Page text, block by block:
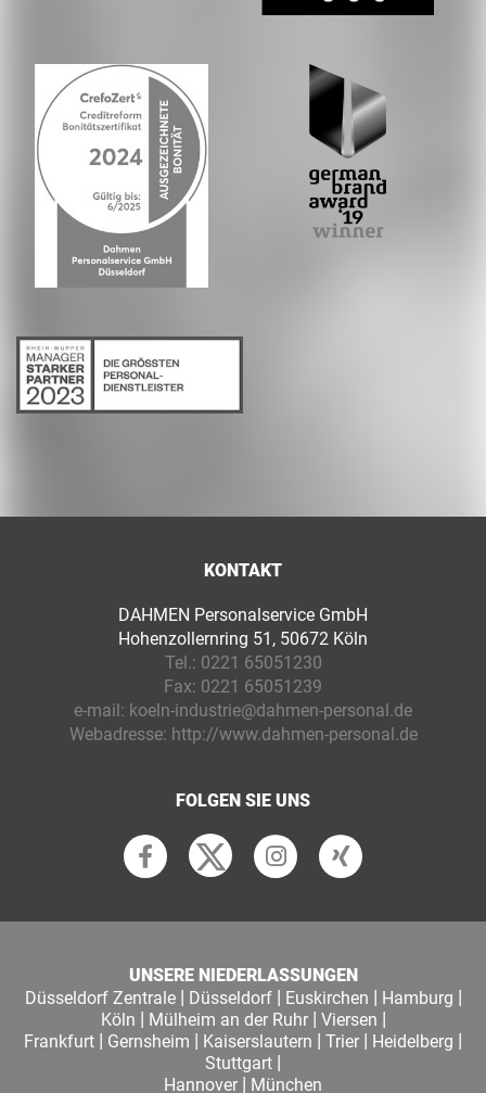
KONTAKT
DAHMEN Personalservice GmbH
Hohenzollernring 51, 50672 Köln
Tel.: 0221 65051230
Fax: 0221 65051239
e-mail: koeln-industrie@dahmen-personal.de
Webadresse: http://www.dahmen-personal.de
FOLGEN SIE UNS
UNSERE NIEDERLASSUNGEN
Düsseldorf Zentrale| Düsseldorf| Euskirchen | Hamburg |
Köln | Mülheim an der Ruhr| Viersen |
Frankfurt | Gernsheim | Kaiserslautern | Trier | Heidelberg |
Stuttgart |
Hannover | München